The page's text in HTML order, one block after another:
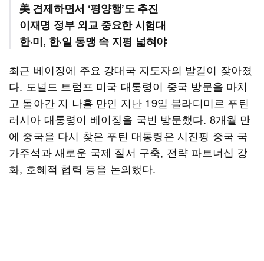
美 견제하면서 ‘평양행’도 추진
이재명 정부 외교 중요한 시험대
한·미, 한·일 동맹 속 지평 넓혀야
최근 베이징에 주요 강대국 지도자의 발길이 잦아졌
다. 도널드 트럼프 미국 대통령이 중국 방문을 마치
고 돌아간 지 나흘 만인 지난 19일 블라디미르 푸틴
러시아 대통령이 베이징을 국빈 방문했다. 8개월 만
에 중국을 다시 찾은 푸틴 대통령은 시진핑 중국 국
가주석과 새로운 국제 질서 구축, 전략 파트너십 강
화, 호혜적 협력 등을 논의했다.